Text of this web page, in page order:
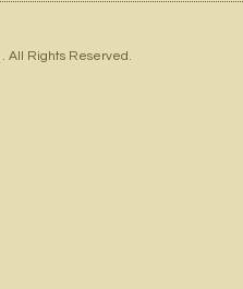
. All Rights Reserved.